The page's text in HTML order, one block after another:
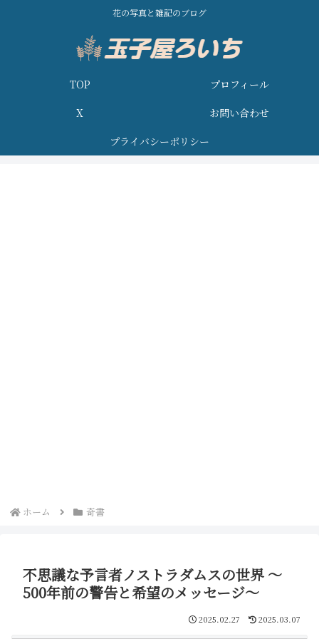
花の写真と雑記のブログ
TOP
プロフィール
X
お問い合わせ
プライバシーポリシー
ホーム 奇書
不思議な予言者ノストラダムスの世界 ～
500年前の警告と希望のメッセージ～
2025.02.27 2025.03.07